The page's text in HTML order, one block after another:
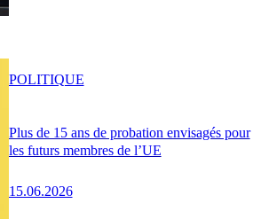
Plus de 15 ans de probation envisagés pour
les futurs membres de l’UE
15.06.2026
POLITIQUE